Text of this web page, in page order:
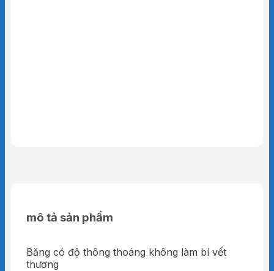
mô tả sản phẩm
Băng có độ thông thoáng không làm bí vết
thương